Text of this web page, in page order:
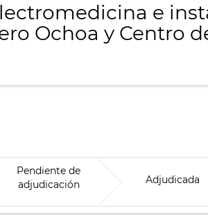
e
Ochoa y Centro
Pendiente de
adjudicación
Adjudicada